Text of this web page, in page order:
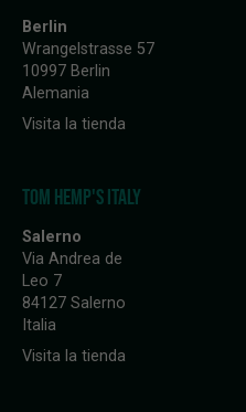
Berlin
Wrangelstrasse 57
10997 Berlin
Alemania
Visita la tienda
TOM HEMP'S ITALY
Salerno
Via Andrea de
Leo 7
84127 Salerno
Italia
Visita la tienda